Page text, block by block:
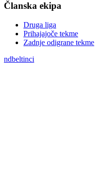
Članska ekipa
Druga liga
Prihajajoče tekme
Zadnje odigrane tekme
ndbeltinci